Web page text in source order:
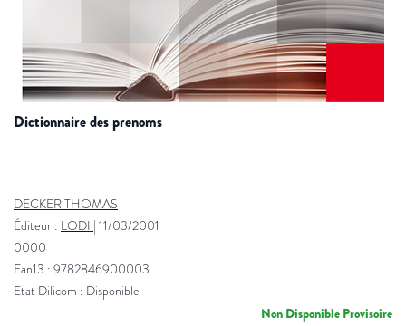
dictionnaire des prenoms
DECKER THOMAS
Éditeur : LODI | 11/03/2001
0000
Ean13 : 9782846900003
Etat Dilicom : Disponible
Non Disponible Provisoire